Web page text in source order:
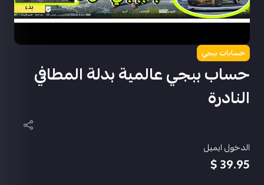
حسابات ببجي
حساب ببجي عالمية بدلة المطافي
النادرة
الدخول ايميل
39.95 $